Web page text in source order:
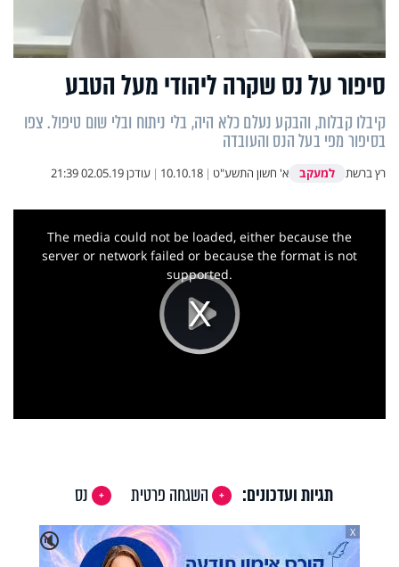
סיפור על נס שקרה ליהודי מעל הטבע
קיבלו קבלות, והבקע נעלם כלא היה, בלי ניתוח ובלי שום טיפול. צפו
בסיפור מפי בעל הנס והעובדה
רץ ברשת למעקב א' חשון התשע"ט |
10.10.18
| עודכן02.05.19 21:39
Play
This
The media could not be loaded, either because the
server or network failed or because the format is not
supported.
תגיות ועדכונים: השגחה פרטית
נס
🔇
X